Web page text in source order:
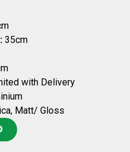
35cm
with Delivery
Matt/ Gloss